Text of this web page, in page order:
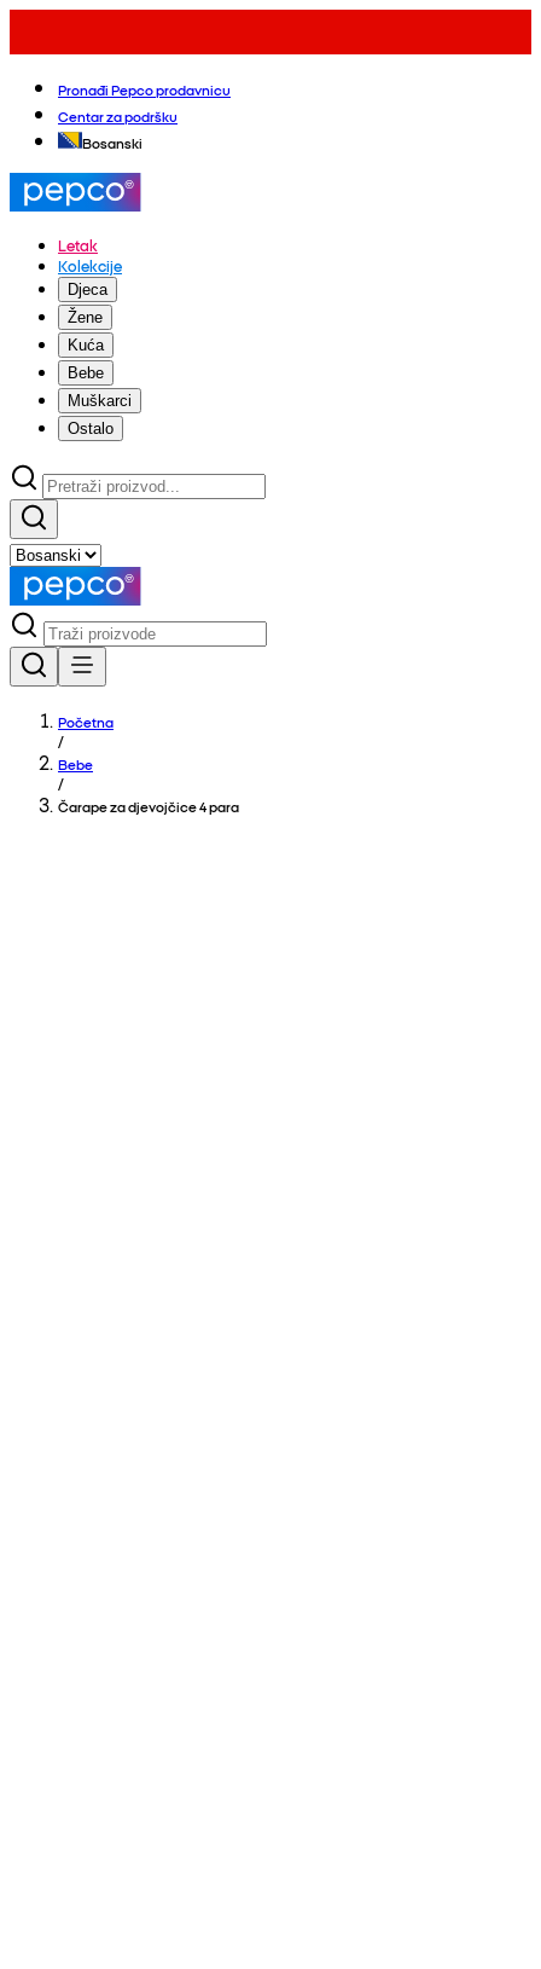
Pronađi Pepco prodavnicu
Centar za podršku
Bosanski
Letak
Kolekcije
Djeca
Žene
Kuća
Bebe
Muškarci
Ostalo
Početna
/
Bebe
/
Čarape za djevojčice 4 para